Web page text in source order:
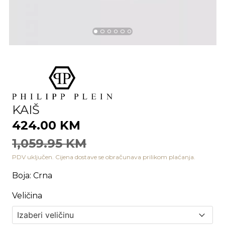
KAIŠ
424.00 KM
1,059.95 KM
PDV uključen. Cijena dostave se obračunava prilikom plaćanja.
Boja: Crna
Veličina